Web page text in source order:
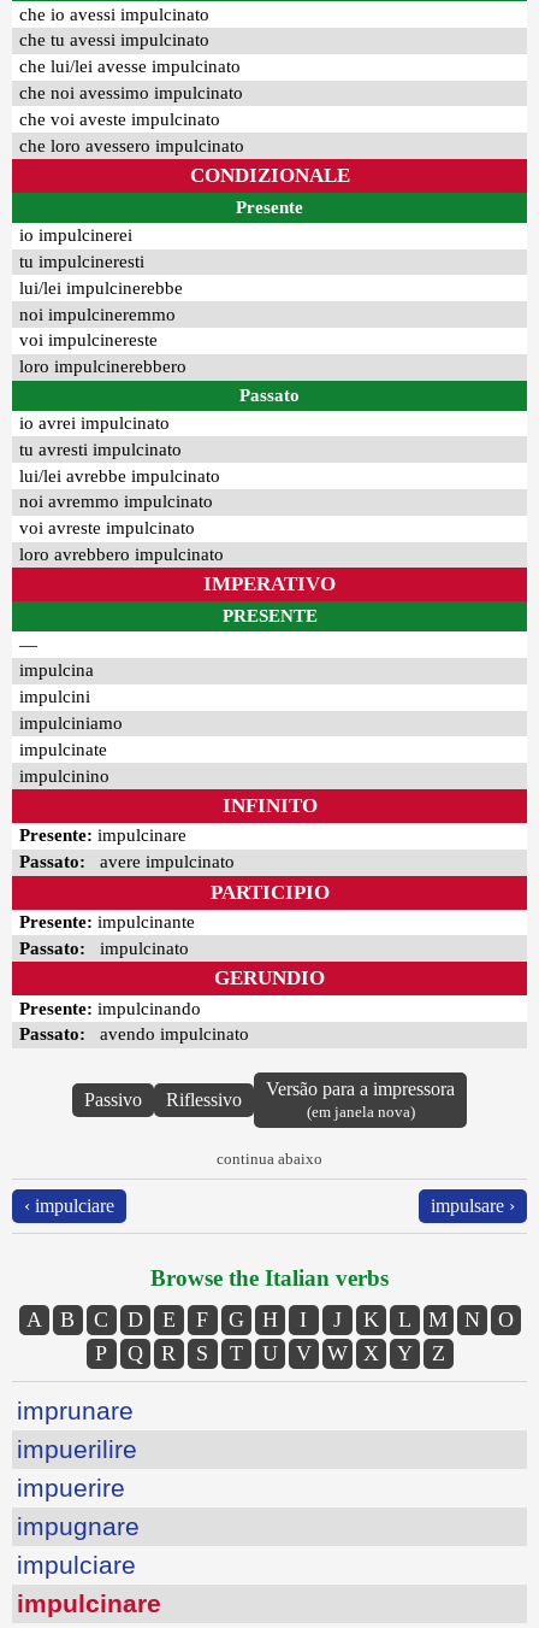
che io avessi impulcinato
che tu avessi impulcinato
che lui/lei avesse impulcinato
che noi avessimo impulcinato
che voi aveste impulcinato
che loro avessero impulcinato
CONDIZIONALE
Presente
io impulcinerei
tu impulcineresti
lui/lei impulcinerebbe
noi impulcineremmo
voi impulcinereste
loro impulcinerebbero
Passato
io avrei impulcinato
tu avresti impulcinato
lui/lei avrebbe impulcinato
noi avremmo impulcinato
voi avreste impulcinato
loro avrebbero impulcinato
IMPERATIVO
PRESENTE
—
impulcina
impulcini
impulciniamo
impulcinate
impulcinino
INFINITO
Presente: impulcinare
Passato: avere impulcinato
PARTICIPIO
Presente: impulcinante
Passato: impulcinato
GERUNDIO
Presente: impulcinando
Passato: avendo impulcinato
Passivo Riflessivo
Versão para a impressora
(em janela nova)
continua abaixo
‹ impulciare impulsare ›
Browse the Italian verbs
A B C D E F G H I J K L M N
O
P
Q R S T U V W X Y Z
imprunare
impuerilire
impuerire
impugnare
impulciare
impulcinare